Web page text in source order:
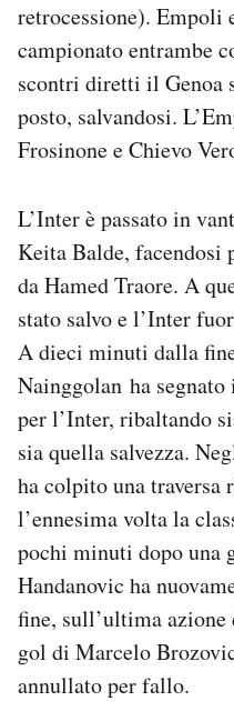
AREA PERSONALE
Newsletter
Notifiche mobile
Regala il Post
Esci
retrocessione). Empoli
campionato entrambe
scontri diretti il Genoa
posto, salvandosi.
Frosinone e Chievo
L’Inter è passato in
Keita Balde, facendosi
da Hamed Traore. A
stato salvo e l’Inter
A dieci minuti dalla
Nainggolan ha
per l’Inter, ribaltando
sia quella salvezza.
ha colpito una traversa
l’ennesima volta la
pochi minuti dopo una
Handanovic ha
fine, sull’ultima
gol di Marcelo
annullato per fallo.